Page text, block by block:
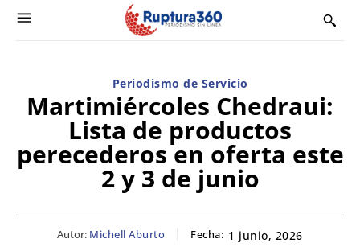
Periodismo de Servicio
Martimiércoles Chedraui:
Lista de productos
perecederos en oferta este
2 y 3 de junio
Autor: Michell Aburto Fecha: 1 junio, 2026